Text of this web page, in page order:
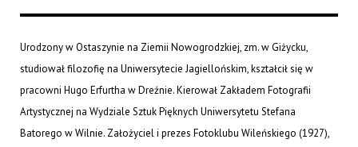
Urodzony w Ostaszynie na Ziemii Nowogrodzkiej, zm. w Giżycku,
studiował filozofię na Uniwersytecie Jagiellońskim, kształcił się w
pracowni Hugo Erfurtha w Dreźnie. Kierował Zakładem Fotografii
Artystycznej na Wydziale Sztuk Pięknych Uniwersytetu Stefana
Batorego w Wilnie. Założyciel i prezes Fotoklubu Wileńskiego (1927),